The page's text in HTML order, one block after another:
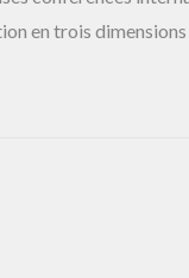
en trois